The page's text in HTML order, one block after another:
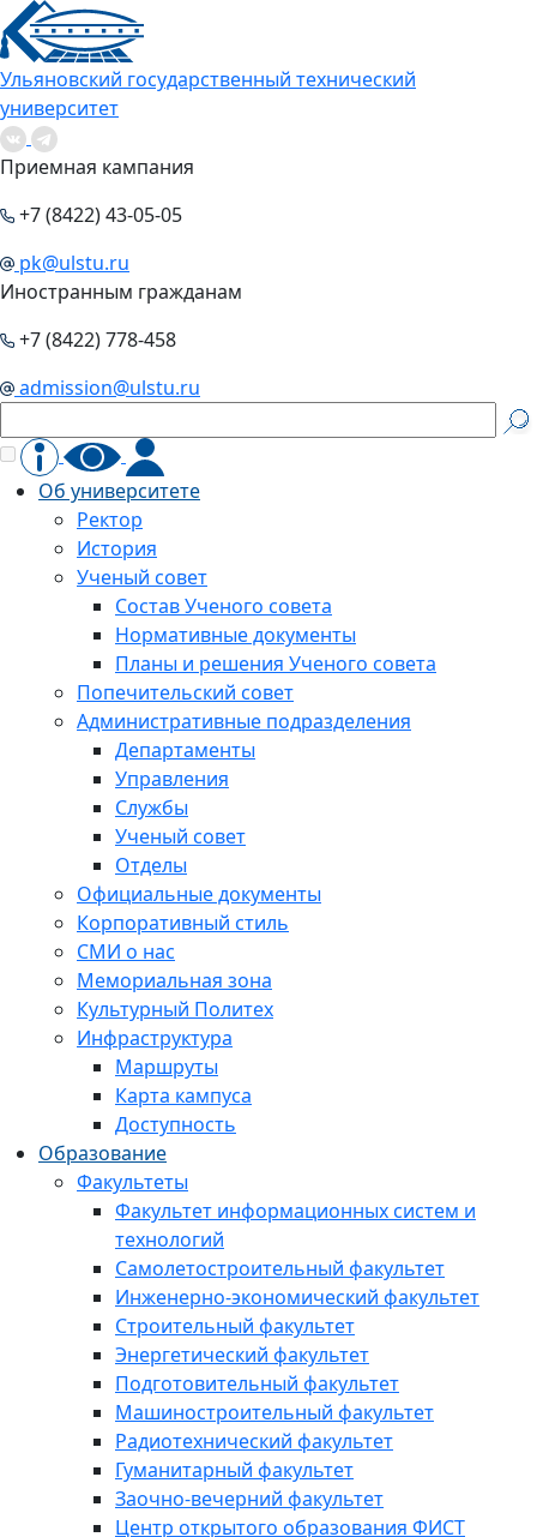
Ульяновский государственный технический
университет
Приемная кампания
+7 (8422) 43-05-05
pk@ulstu.ru
Иностранным гражданам
+7 (8422) 778-458
admission@ulstu.ru
Об университете
Ректор
История
Ученый совет
Состав Ученого совета
Нормативные документы
Планы и решения Ученого совета
Попечительский совет
Административные подразделения
Департаменты
Управления
Службы
Ученый совет
Отделы
Официальные документы
Корпоративный стиль
СМИ о нас
Мемориальная зона
Культурный Политех
Инфраструктура
Маршруты
Карта кампуса
Доступность
Образование
Факультеты
Факультет информационных систем и
технологий
Самолетостроительный факультет
Инженерно-экономический факультет
Строительный факультет
Энергетический факультет
Подготовительный факультет
Машиностроительный факультет
Радиотехнический факультет
Гуманитарный факультет
Заочно-вечерний факультет
Центр открытого образования ФИСТ